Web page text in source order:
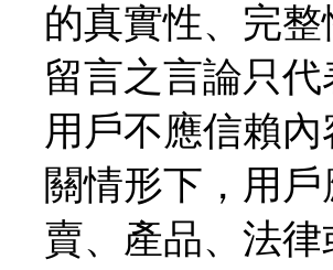
的真實性、完
留言之言論只
用戶不應信賴
關情形下，用
賣、產品、法